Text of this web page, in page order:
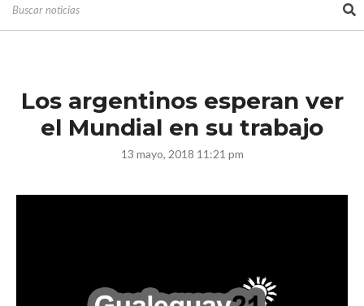
Los argentinos esperan ver
el Mundial en su trabajo
13 mayo, 2018 11:21 pm